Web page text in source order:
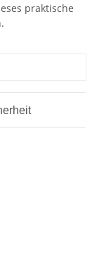
praktische